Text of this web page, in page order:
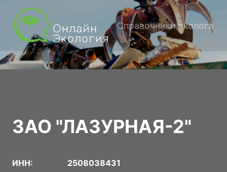
Справочники эколога
ЗАО "ЛАЗУРНАЯ-2"
ИНН: 2508038431